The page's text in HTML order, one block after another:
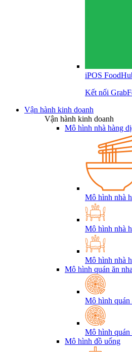
iPOS
Kết nối
Vận hành kinh doanh
Vận hành kinh doanh
Mô hình nhà hàng
Mô hình nhà
Mô hình nhà
Mô hình nhà
Mô hình quán ăn
Mô hình quán
Mô hình quán
Mô hình đồ uống